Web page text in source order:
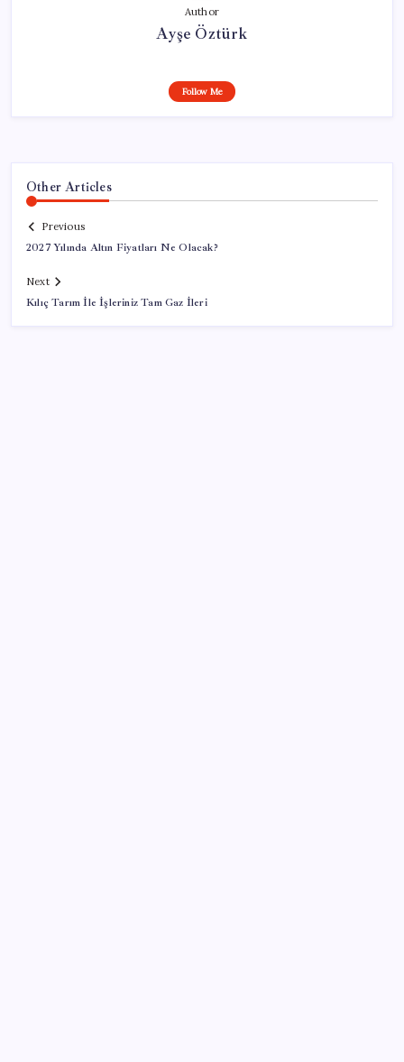
Author
Ayşe Öztürk
Follow Me
Other Articles
Previous
2027 Yılında Altın Fiyatları Ne Olacak?
Next
Kılıç Tarım İle İşleriniz Tam Gaz İleri